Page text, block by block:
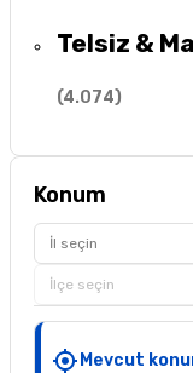
Telsiz &
(4.074)
Konum
İl seçin
İlçe seçin
Mevcut